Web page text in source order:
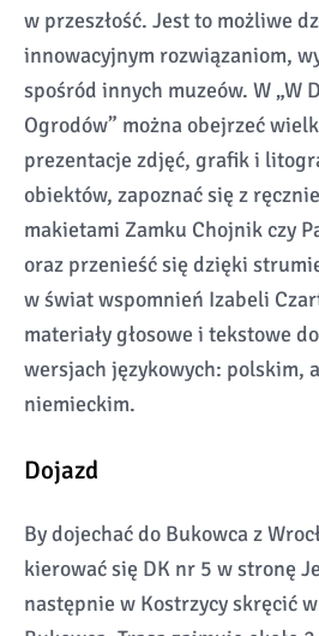
w przeszłość. Jest to możliwe
innowacyjnym rozwiązaniom,
spośród innych muzeów. W „W
Ogrodów” można obejrzeć
prezentacje zdjęć, grafik i
obiektów, zapoznać się z
makietami Zamku Chojnik czy
oraz przenieść się dzięki
w świat wspomnień Izabeli
materiały głosowe i tekstowe
wersjach językowych: polskim,
niemieckim.
Dojazd
By dojechać do Bukowca z
kierować się DK nr 5 w stronę
następnie w Kostrzycy skręcić